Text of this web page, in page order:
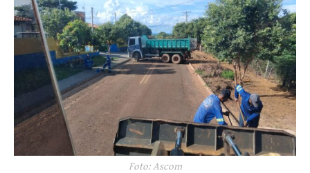
Foto: Ascom